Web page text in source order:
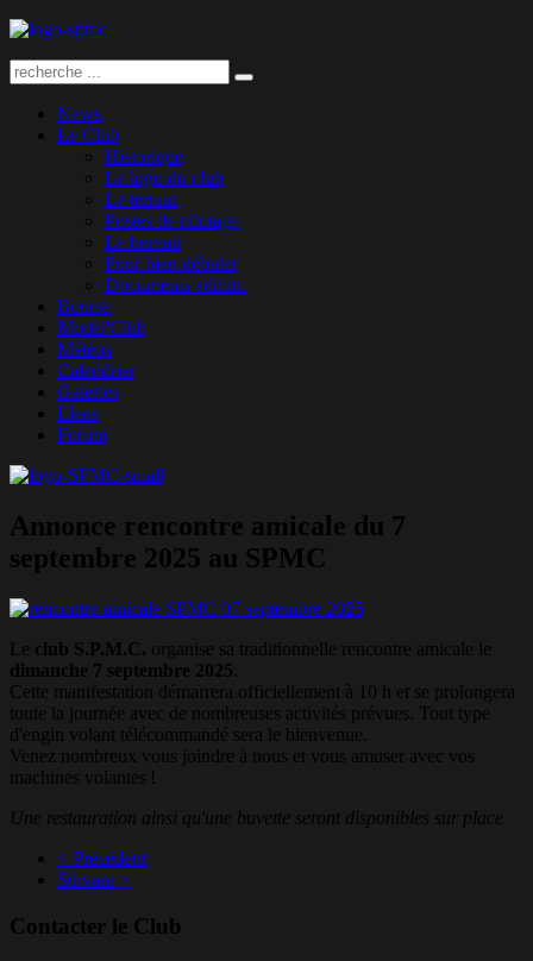
News
Le Club
Historique
Le logo du club
Le terrain
Postes de pilotage
Le bureau
Pour bien débuter
Documents admin.
Bourse
Model'Club
Météos
Calendrier
Galeries
Liens
Forum
Annonce rencontre amicale du 7
septembre 2025 au SPMC
Le club S.P.M.C. organise sa traditionnelle rencontre amicale le
dimanche 7 septembre 2025
Cette manifestation démarrera officiellement à 10 h et se prolongera
toute la journée avec de nombreuses activités prévues. Tout type
d'engin volant télécommandé sera le bienvenue.
Venez nombreux vous joindre à nous et vous amuser avec vos
machines volantes !
Une restauration ainsi qu'une buvette seront disponibles sur place
< Précédent
Suivant >
Contacter le Club